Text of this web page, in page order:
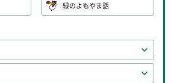
緑のよもやま話